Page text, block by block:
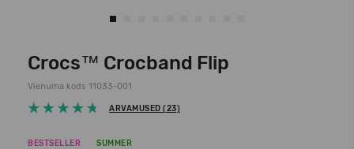
Crocs™ Crocband Flip
Vienuma kods 11033-001
ARVAMUSED (23)
BESTSELLER SUMMER